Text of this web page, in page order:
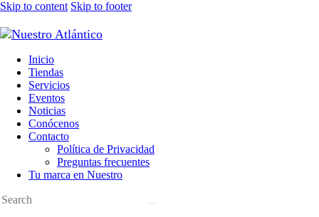
Skip to content Skip to footer
Inicio
Tiendas
Servicios
Eventos
Noticias
Conócenos
Contacto
Política de Privacidad
Preguntas frecuentes
Tu marca en Nuestro